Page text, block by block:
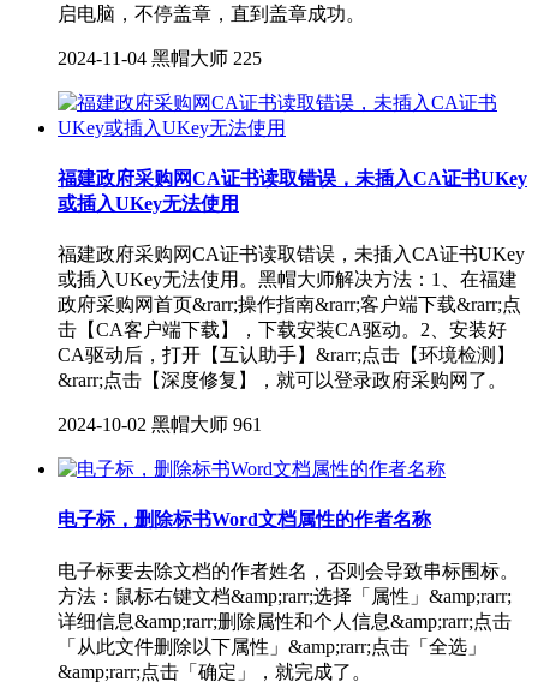
启电脑，不停盖章，直到盖章成功。
2024-11-04 黑帽大师 225
福建政府采购网CA证书读取错误，未插入CA证书UKey
或插入UKey无法使用
福建政府采购网CA证书读取错误，未插入CA证书UKey
或插入UKey无法使用。黑帽大师解决方法：1、在福建
政府采购网首页&rarr;操作指南&rarr;客户端下载&rarr;点
击【CA客户端下载】，下载安装CA驱动。2、安装好
CA驱动后，打开【互认助手】&rarr;点击【环境检测】
&rarr;点击【深度修复】，就可以登录政府采购网了。
2024-10-02 黑帽大师 961
电子标，删除标书Word文档属性的作者名称
电子标要去除文档的作者姓名，否则会导致串标围标。
方法：鼠标右键文档&amp;rarr;选择「属性」&amp;rarr;
详细信息&amp;rarr;删除属性和个人信息&amp;rarr;点击
「从此文件删除以下属性」&amp;rarr;点击「全选」
&amp;rarr;点击「确定」，就完成了。